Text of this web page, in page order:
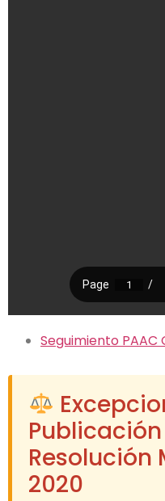
Seguimiento PAAC
Resolución
2020